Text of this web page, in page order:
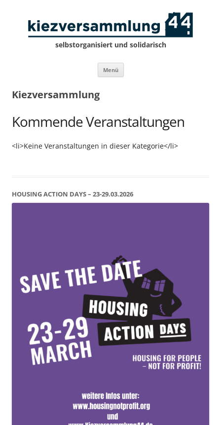
selbstorganisiert und solidarisch
Menü Zum
springen
Kiezversammlung
Kommende Veranstaltungen
<li>Keine Veranstaltungen in dieser Kategorie</li>
HOUSING ACTION DAYS – 23-29.03.2026